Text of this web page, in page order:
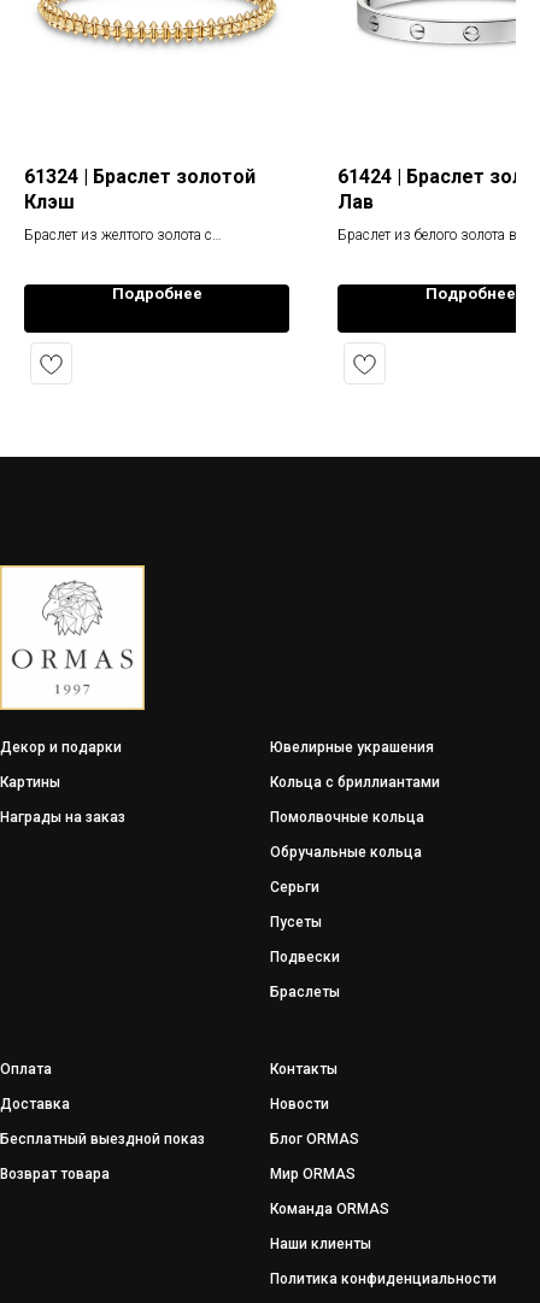
61324 | Браслет золотой
Клэш
Браслет из желтого золота с
Подробнее
61424 | Браслет
Лав
Браслет из белого золота в
Подробнее
Декор и подарки
Картины
Награды на заказ
Ювелирные украшения
Кольца с бриллиантами
Помолвочные кольца
Обручальные кольца
Серьги
Пусеты
Подвески
Браслеты
Оплата
Доставка
Бесплатный выездной показ
Возврат товара
Контакты
Новости
Блог ORMAS
Мир ORMAS
Команда ORMAS
Наши клиенты
Политика конфиденциальности